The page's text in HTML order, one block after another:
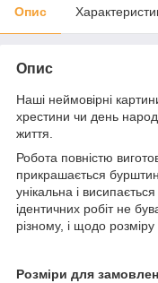
Опис
Опис
Наші неймовірні
хрестини чи день
життя.
Робота повністю
прикрашається
унікальна і
ідентичних робіт не
різному, і щодо розміру -
Розміри для